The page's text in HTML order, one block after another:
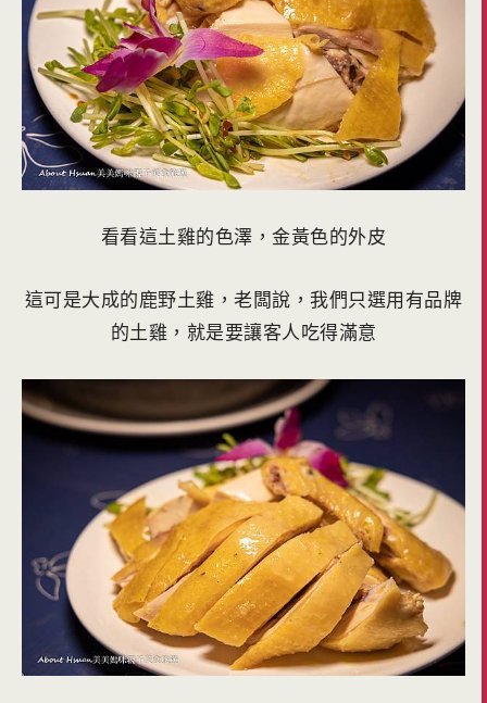
看看這土雞的色澤，金黃色的外皮
這可是大成的鹿野土雞，老闆說，我們只選用有品牌
的土雞，就是要讓客人吃得滿意